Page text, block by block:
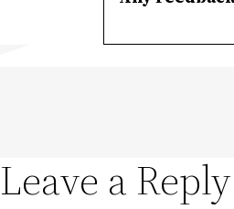
Leave a Reply